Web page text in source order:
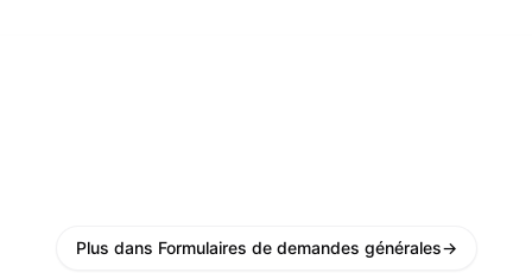
Plus dans Formulaires de demandes générales→